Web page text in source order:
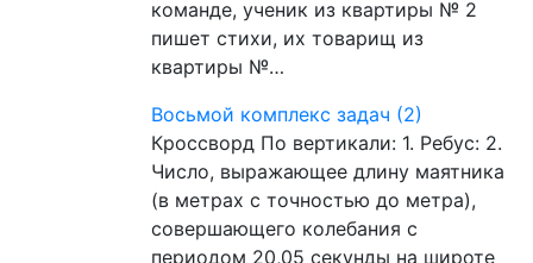
команде, ученик из квартиры № 2
пишет стихи, их товарищ из
квартиры №…
Восьмой комплекс задач (2)
Кроссворд По вертикали: 1. Ребус: 2.
Число, выражающее длину маятника
(в метрах с точностью до метра),
совершающего колебания с
периодом 20,05 секунды на широте